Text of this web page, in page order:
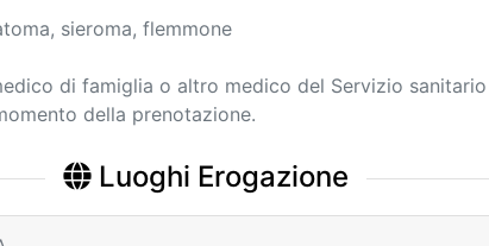
sieroma, flemmone
di famiglia o altro medico del Servizio
della prenotazione.
Luoghi Erogazione